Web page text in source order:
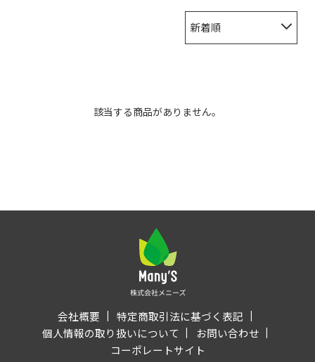
新着順
該当する商品がありません。
会社概要
特定商取引法に基づく表記
個人情報の取り扱いについて
お問い合わせ
コーポレートサイト